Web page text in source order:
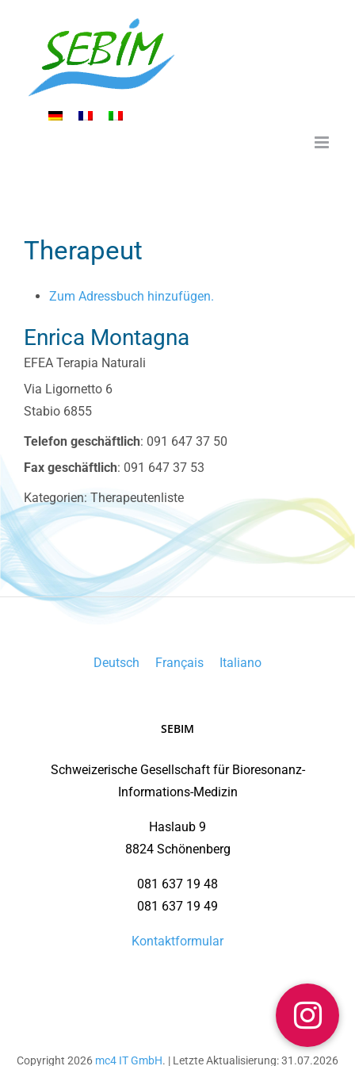
Therapeut
Zum Adressbuch hinzufügen.
Enrica Montagna
EFEA Terapia Naturali
Via Ligornetto 6
Stabio 6855
Telefon geschäftlich: 091 647 37 50
Fax geschäftlich: 091 647 37 53
Kategorien:Therapeutenliste
Deutsch Français Italiano
SEBIM
Schweizerische Gesellschaft für Bioresonanz-
Informations-Medizin
Haslaub 9
8824 Schönenberg
081 637 19 48
081 637 19 49
Kontaktformular
Copyright 2026 mc4 IT GmbH. | Letzte Aktualisierung: 31.07.2026